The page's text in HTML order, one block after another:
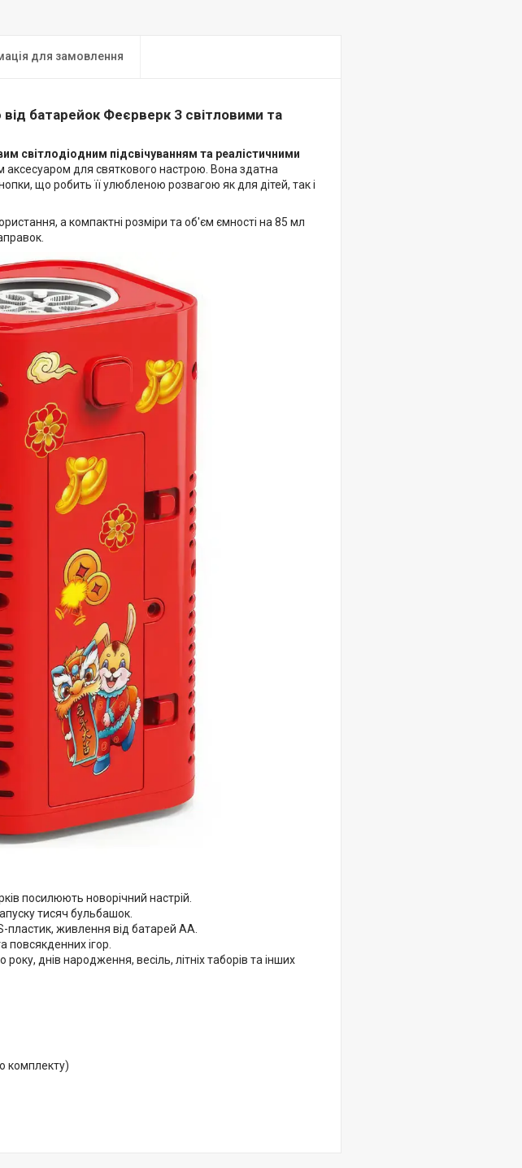
для замовлення
батарейок Феєрверк З світловими та
світлодіодним підсвічуванням та реалістичними
аксесуаром для святкового настрою. Вона здатна
що робить її улюбленою розвагою як для дітей, так і
а компактні розміри та об'єм ємності на 85 мл
посилюють новорічний настрій.
тисяч бульбашок.
пластик, живлення від батарей АА.
повсякденних ігор.
року, днів народження, весіль, літніх таборів та інших
комплекту)